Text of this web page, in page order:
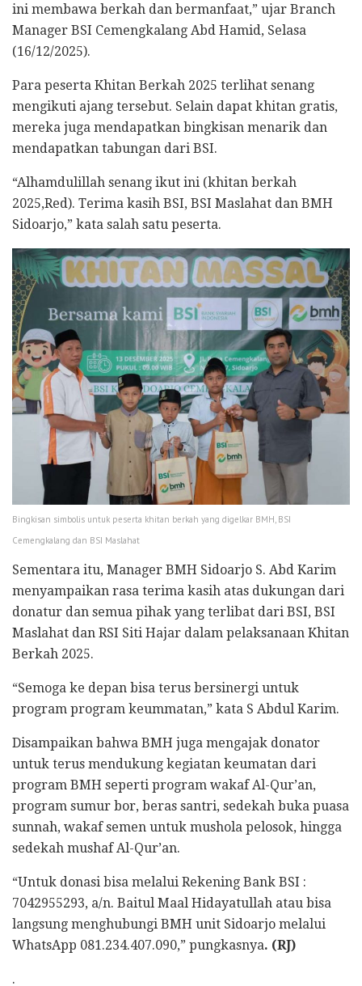
ini membawa berkah dan bermanfaat,” ujar Branch
Manager BSI Cemengkalang Abd Hamid, Selasa
(16/12/2025).
Para peserta Khitan Berkah 2025 terlihat senang
mengikuti ajang tersebut. Selain dapat khitan gratis,
mereka juga mendapatkan bingkisan menarik dan
mendapatkan tabungan dari BSI.
“Alhamdulillah senang ikut ini (khitan berkah
2025,Red). Terima kasih BSI, BSI Maslahat dan BMH
Sidoarjo,” kata salah satu peserta.
Bingkisan simbolis untuk peserta khitan berkah yang digelkar BMH, BSI
Cemengkalang dan BSI Maslahat
Sementara itu, Manager BMH Sidoarjo S. Abd Karim
menyampaikan rasa terima kasih atas dukungan dari
donatur dan semua pihak yang terlibat dari BSI, BSI
Maslahat dan RSI Siti Hajar dalam pelaksanaan Khitan
Berkah 2025.
“Semoga ke depan bisa terus bersinergi untuk
program program keummatan,” kata S Abdul Karim.
Disampaikan bahwa BMH juga mengajak donator
untuk terus mendukung kegiatan keumatan dari
program BMH seperti program wakaf Al-Qur’an,
program sumur bor, beras santri, sedekah buka puasa
sunnah, wakaf semen untuk mushola pelosok, hingga
sedekah mushaf Al-Qur’an.
“Untuk donasi bisa melalui Rekening Bank BSI :
7042955293, a/n. Baitul Maal Hidayatullah atau bisa
langsung menghubungi BMH unit Sidoarjo melalui
WhatsApp 081.234.407.090,” pungkasnya. (RJ)
.